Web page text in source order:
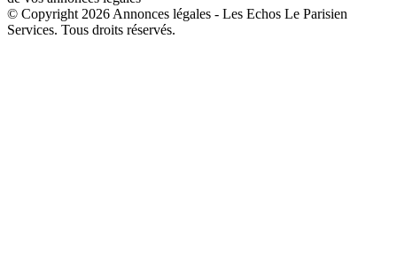
© Copyright 2026 Annonces légales - Les Echos Le Parisien
Services. Tous droits réservés.